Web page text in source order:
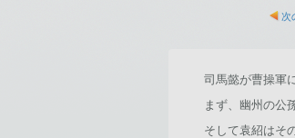
次
司馬懿が曹操軍
まず、幽州の公
そして袁紹はそ